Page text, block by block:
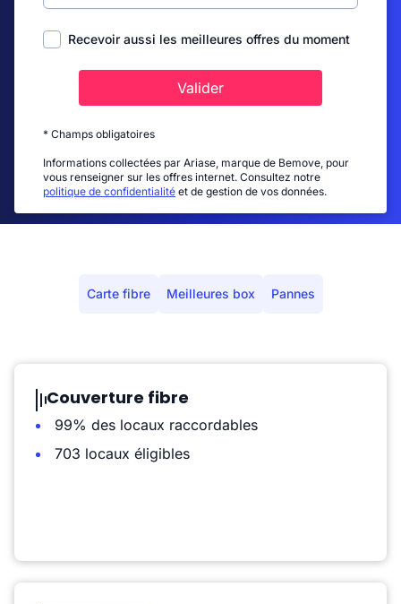
Recevoir aussi les meilleures offres du moment
Valider
* Champs obligatoires
Informations collectées par Ariase, marque de Bemove, pour
vous renseigner sur les offres internet. Consultez notre
politique de confidentialité et de gestion de vos données.
Carte fibre Meilleures box Pannes
Couverture fibre
99% des locaux raccordables
703 locaux éligibles